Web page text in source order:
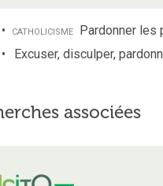
catholicisme Pardonner les
Excuser, disculper,
associées